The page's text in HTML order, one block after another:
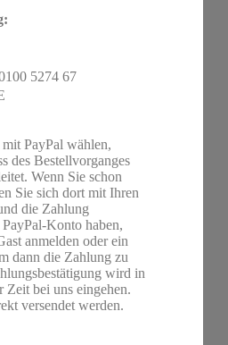
5274 67
PayPal wählen,
des Bestellvorganges
Wenn Sie schon
Sie sich dort mit Ihren
die Zahlung
Konto haben,
anmelden oder ein
dann die Zahlung zu
wird in
Zeit bei uns eingehen.
versendet werden.